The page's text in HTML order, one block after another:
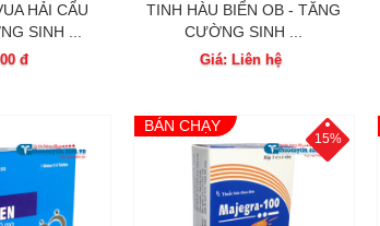
HẢI CẨU
SINH ...
đ
TINH HÀU BIỂN OB - TĂNG
CƯỜNG SINH ...
Giá: Liên hệ
15%
BÁN CHẠY